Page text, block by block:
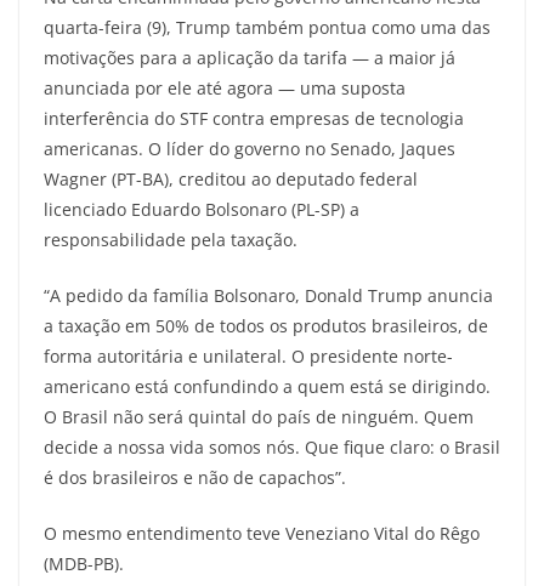
quarta-feira (9), Trump também pontua como uma das
motivações para a aplicação da tarifa — a maior já
anunciada por ele até agora — uma suposta
interferência do STF contra empresas de tecnologia
americanas. O líder do governo no Senado, Jaques
Wagner (PT-BA), creditou ao deputado federal
licenciado Eduardo Bolsonaro (PL-SP) a
responsabilidade pela taxação.
“A pedido da família Bolsonaro, Donald Trump anuncia
a taxação em 50% de todos os produtos brasileiros, de
forma autoritária e unilateral. O presidente norte-
americano está confundindo a quem está se dirigindo.
O Brasil não será quintal do país de ninguém. Quem
decide a nossa vida somos nós. Que fique claro: o Brasil
é dos brasileiros e não de capachos”.
O mesmo entendimento teve Veneziano Vital do Rêgo
(MDB-PB).